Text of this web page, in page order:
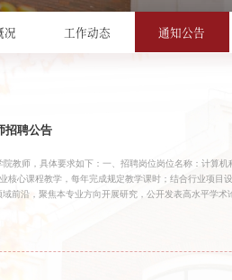
况 工作动态 通知公告
招聘公告
教师，具体要求如下：一、招聘岗位岗位名称：计算
核心课程教学，每年完成规定教学课时；结合行业项目
前沿，聚焦本专业方向开展研究，公开发表高水平学
；应届硕士发表高水平论文。3.熟悉所授专业领域技